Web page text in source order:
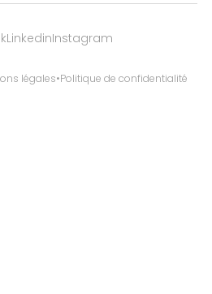
légales•Politique de confidentialité
LinkedinInstagram